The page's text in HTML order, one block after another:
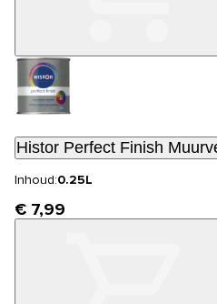
Histor Perfect Finish
Inhoud:0.25L
€ 7,99